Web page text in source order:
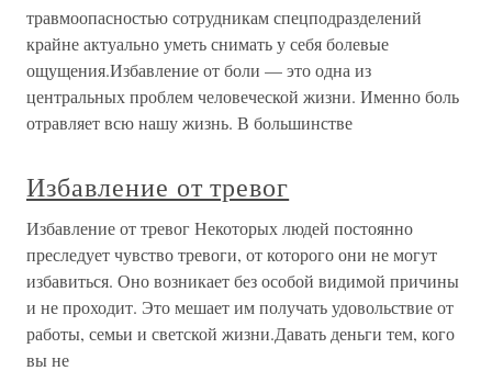
травмоопасностью сотрудникам спецподразделений
крайне актуально уметь снимать у себя болевые
ощущения.Избавление от боли — это одна из
центральных проблем человеческой жизни. Именно боль
отравляет всю нашу жизнь. В большинстве
Избавление от тревог
Избавление от тревог Некоторых людей постоянно
преследует чувство тревоги, от которого они не могут
избавиться. Оно возникает без особой видимой причины
и не проходит. Это мешает им получать удовольствие от
работы, семьи и светской жизни.Давать деньги тем, кого
вы не